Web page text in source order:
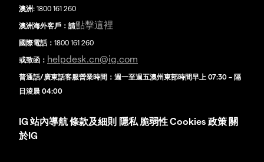
澳洲: 1800 161 260
澳洲海外客戶：請點擊這裡
國際電話： 1800 161 260
或致函： helpdesk.cn@ig.com
普通話/廣東話客服營業時間：週一至週五澳州東部時間早上 07:30 – 隔
日淩晨 04:00
IG 站內導航條款及細則 隱私 脆弱性Cookies 政策 關
於IG